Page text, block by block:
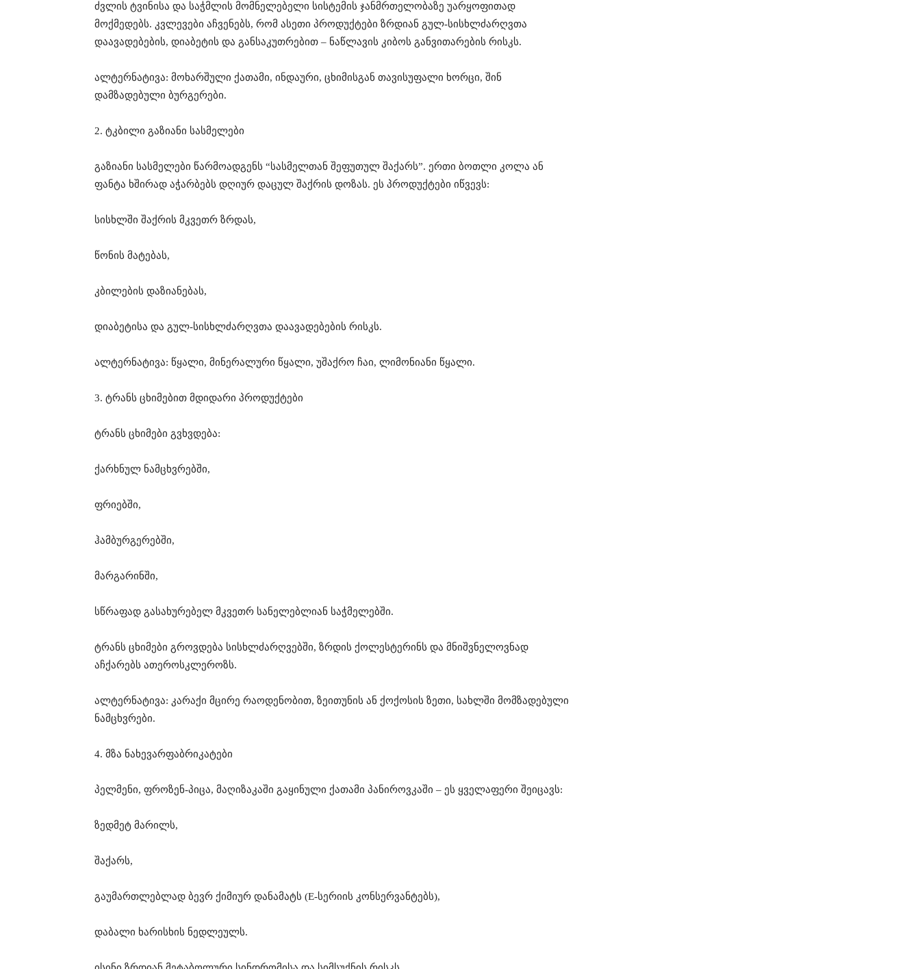
ძვლის ტვინისა და საჭმლის მომნელებელი სისტემის ჯანმრთელობაზე უარყოფითად
მოქმედებს. კვლევები აჩვენებს, რომ ასეთი პროდუქტები ზრდიან გულ-სისხლძარღვთა
დაავადებების, დიაბეტის და განსაკუთრებით – ნაწლავის კიბოს განვითარების რისკს.
ალტერნატივა: მოხარშული ქათამი, ინდაური, ცხიმისგან თავისუფალი ხორცი, შინ
დამზადებული ბურგერები.
2. ტკბილი გაზიანი სასმელები
გაზიანი სასმელები წარმოადგენს “სასმელთან შეფუთულ შაქარს”. ერთი ბოთლი კოლა ან
ფანტა ხშირად აჭარბებს დღიურ დაცულ შაქრის დოზას. ეს პროდუქტები იწვევს:
სისხლში შაქრის მკვეთრ ზრდას,
წონის მატებას,
კბილების დაზიანებას,
დიაბეტისა და გულ-სისხლძარღვთა დაავადებების რისკს.
ალტერნატივა: წყალი, მინერალური წყალი, უშაქრო ჩაი, ლიმონიანი წყალი.
3. ტრანს ცხიმებით მდიდარი პროდუქტები
ტრანს ცხიმები გვხვდება:
ქარხნულ ნამცხვრებში,
ფრიებში,
ჰამბურგერებში,
მარგარინში,
სწრაფად გასახურებელ მკვეთრ სანელებლიან საჭმელებში.
ტრანს ცხიმები გროვდება სისხლძარღვებში, ზრდის ქოლესტერინს და მნიშვნელოვნად
აჩქარებს ათეროსკლეროზს.
ალტერნატივა: კარაქი მცირე რაოდენობით, ზეითუნის ან ქოქოსის ზეთი, სახლში მომზადებული
ნამცხვრები.
4. მზა ნახევარფაბრიკატები
პელმენი, ფროზენ-პიცა, მაღიზაკაში გაყინული ქათამი პანიროვკაში – ეს ყველაფერი შეიცავს:
ზედმეტ მარილს,
შაქარს,
გაუმართლებლად ბევრ ქიმიურ დანამატს (E-სერიის კონსერვანტებს),
დაბალი ხარისხის ნედლეულს.